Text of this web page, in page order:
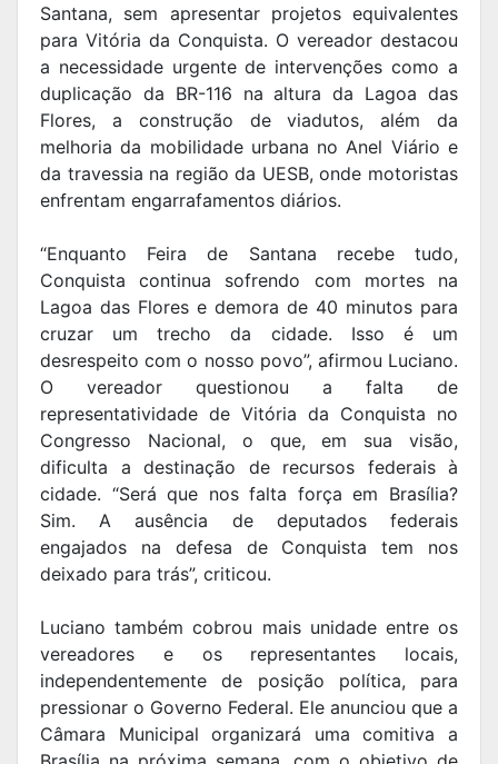
Santana, sem apresentar projetos equivalentes
para Vitória da Conquista. O vereador destacou
a necessidade urgente de intervenções como a
duplicação da BR-116 na altura da Lagoa das
Flores, a construção de viadutos, além da
melhoria da mobilidade urbana no Anel Viário e
da travessia na região da UESB, onde motoristas
enfrentam engarrafamentos diários.
“Enquanto Feira de Santana recebe tudo,
Conquista continua sofrendo com mortes na
Lagoa das Flores e demora de 40 minutos para
cruzar um trecho da cidade. Isso é um
desrespeito com o nosso povo”, afirmou Luciano.
O vereador questionou a falta de
representatividade de Vitória da Conquista no
Congresso Nacional, o que, em sua visão,
dificulta a destinação de recursos federais à
cidade. “Será que nos falta força em Brasília?
Sim. A ausência de deputados federais
engajados na defesa de Conquista tem nos
deixado para trás”, criticou.
Luciano também cobrou mais unidade entre os
vereadores e os representantes locais,
independentemente de posição política, para
pressionar o Governo Federal. Ele anunciou que a
Câmara Municipal organizará uma comitiva a